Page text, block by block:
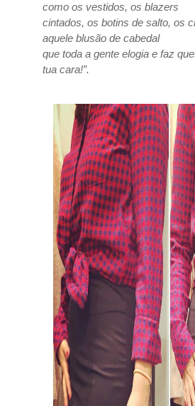
como os vestidos, os blazers
cintados, os botins de salto, os
aquele blusão de cabedal
que toda a gente elogia e faz
tua cara!”.